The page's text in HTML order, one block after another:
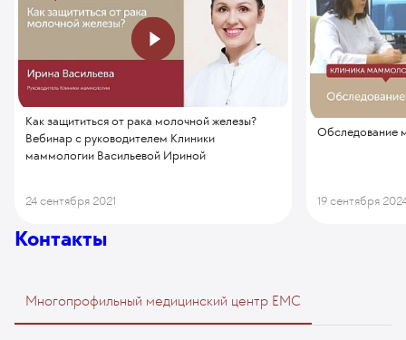
Как защититься от рака молочной железы?
Вебинар с руководителем Клиники
маммологии Васильевой Ириной
24 сентября 2021
Обследование
19 сентября
Контакты
Многопрофильный медицинский центр EMC